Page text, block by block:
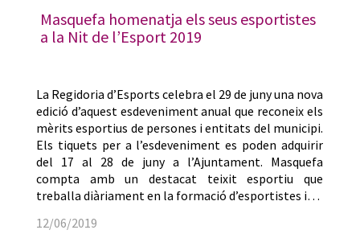
Masquefa homenatja els seus esportistes
a la Nit de l’Esport 2019
La Regidoria d’Esports celebra el 29 de juny una nova
edició d’aquest esdeveniment anual que reconeix els
mèrits esportius de persones i entitats del municipi.
Els tiquets per a l’esdeveniment es poden adquirir
del 17 al 28 de juny a l’Ajuntament. Masquefa
compta amb un destacat teixit esportiu que
treballa diàriament en la formació d’esportistes i…
12/06/2019